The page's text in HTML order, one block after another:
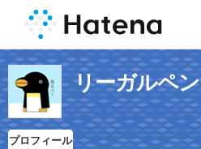
リーガルペ
プロフィール